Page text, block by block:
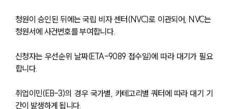
고객의 소리
통합검색
AI대륜
주요 업무사례
사례분석/최신동향
청원이 승인된 뒤에는 국립 비자 센터(NVC)로 이관되어, NVC는
청원서에 사건번호를 부여합니다.
신청자는 우선순위 날짜(ETA-9089 접수일)에 따라 대기가 필요
합니다.
취업이민(EB-3)의 경우 국가별, 카테고리별 쿼터에 따라 대기 기
간이 발생하게 됩니다.